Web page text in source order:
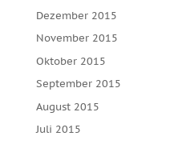
Dezember 2015
November 2015
Oktober 2015
September 2015
August 2015
Juli 2015